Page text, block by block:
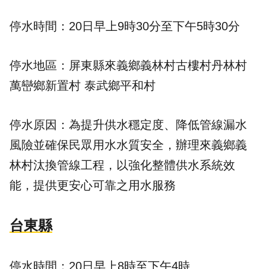
停水時間：20日早上9時30分至下午5時30分
停水地區：屏東縣來義鄉義林村古樓村丹林村
萬巒鄉新置村 泰武鄉平和村
停水原因：為提升供水穩定度、降低管線漏水
風險並確保民眾用水水質安全，辦理來義鄉義
林村汰換管線工程，以強化整體供水系統效
能，提供更安心可靠之用水服務
台東縣
停水時間：20日早上8時至下午4時